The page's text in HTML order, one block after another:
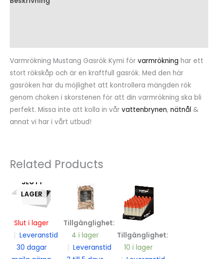
Varmrökning Mustang Gasrök Kymi för varmrökning har ett
stort rökskåp och är en kraftfull gasrök. Med den här
gasröken har du möjlighet att kontrollera mängden rök
genom choken i skorstenen för att din varmrökning ska bli
perfekt. Missa inte att kolla in vår vattenbrynen, nätnål &
annat vi har i vårt utbud!
Related Products
SLUT I
LAGER
Slut i lager
| Leveranstid
30 dagar
Tillgänglighet:
4 i lager
| Leveranstid
Tillgänglighet:
10 i lager